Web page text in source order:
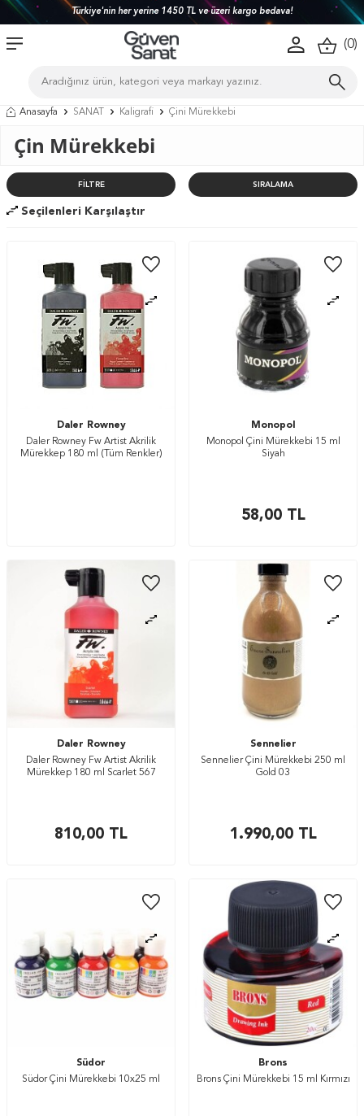
Türkiye'nin her yerine 1450 TL ve üzeri kargo bedava!
(0)
Anasayfa SANAT Kaligrafi Çini Mürekkebi
Çin Mürekkebi
FILTRE SIRALAMA
Seçilenleri Karşılaştır
Daler Rowney
Daler Rowney Fw Artist Akrilik
Mürekkep 180 ml (Tüm Renkler)
Monopol
Monopol Çini Mürekkebi 15 ml
Siyah
58,00TL
Daler Rowney
Daler Rowney Fw Artist Akrilik
Mürekkep 180 ml Scarlet 567
810,00 TL
Sennelier
Sennelier Çini Mürekkebi 250 ml
Gold 03
1.990,00TL
Südor
Südor Çini Mürekkebi 10x25 ml
Brons
Brons Çini Mürekkebi 15 ml Kırmızı